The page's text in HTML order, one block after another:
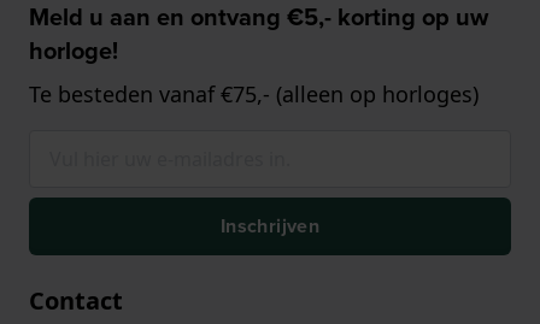
Meld u aan en ontvang €5,- korting op uw
horloge!
Te besteden vanaf €75,- (alleen op horloges)
Inschrijven
Contact